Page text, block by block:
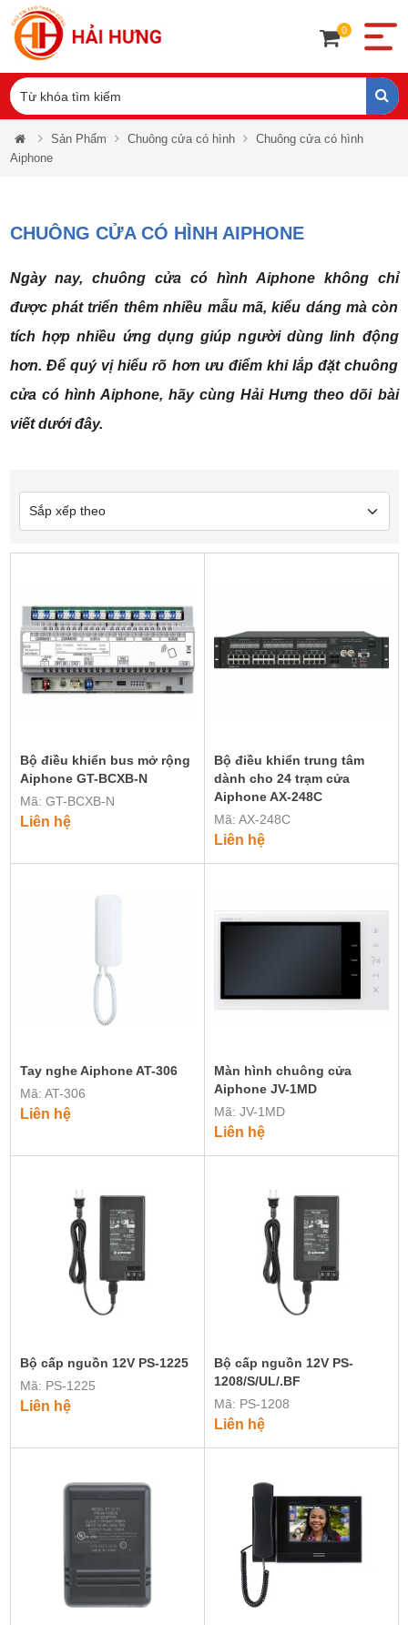
0
Sản Phẩm Chuông cửa có hình
Chuông cửa có hình
Aiphone
CHUÔNG CỬA CÓ HÌNH AIPHONE
Ngày nay, chuông cửa có hình Aiphone không chỉ
được phát triển thêm nhiều mẫu mã, kiểu dáng mà còn
tích hợp nhiều ứng dụng giúp người dùng linh động
hơn. Để quý vị hiểu rõ hơn ưu điểm khi lắp đặt chuông
cửa có hình Aiphone, hãy cùng Hải Hưng theo dõi bài
viết dưới đây.
Bộ điều khiển bus mở rộng
Aiphone GT-BCXB-N
Mã: GT-BCXB-N
Liên hệ
Bộ điều khiển trung tâm
dành cho 24 trạm cửa
Aiphone AX-248C
Mã: AX-248C
Liên hệ
Tay nghe Aiphone AT-306
Mã: AT-306
Liên hệ
Màn hình chuông cửa
Aiphone JV-1MD
Mã: JV-1MD
Liên hệ
Bộ cấp nguồn 12V PS-1225
Mã: PS-1225
Liên hệ
Bộ cấp nguồn 12V PS-
1208/S/UL/.BF
Mã: PS-1208
Liên hệ